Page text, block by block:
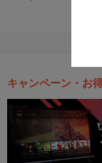
キャンペーン・お